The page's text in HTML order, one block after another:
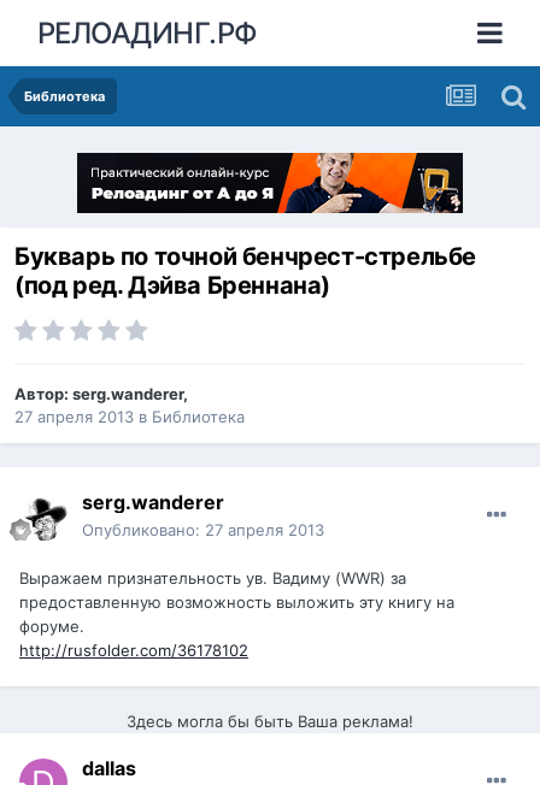
РЕЛОАДИНГ.РФ
Библиотека
Букварь по точной бенчрест-стрельбе
(под ред. Дэйва Бреннана)
Автор: serg.wanderer,
27 апреля 2013 в Библиотека
serg.wanderer
Опубликовано: 27 апреля 2013
Выражаем признательность ув. Вадиму (WWR) за
предоставленную возможность выложить эту книгу на
форуме.
http://rusfolder.com/36178102
Здесь могла бы быть Ваша реклама!
dаllаs